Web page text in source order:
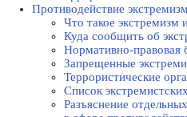
Противодействие
Что такое экстремизм
Куда сообщить об
Нормативно-правовая
Запрещенные
Террористические
Список
Разъяснение